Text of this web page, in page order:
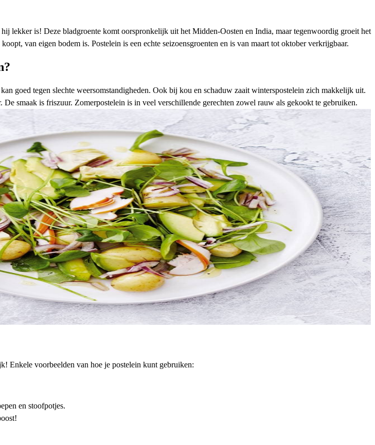
lekker is! Deze bladgroente komt oorspronkelijk uit het Midden-Oosten en India, maar tegenwoordig groeit het
van eigen bodem is. Postelein is een echte seizoensgroenten en is van maart tot oktober verkrijgbaar.
goed tegen slechte weersomstandigheden. Ook bij kou en schaduw zaait winterspostelein zich makkelijk uit.
smaak is friszuur. Zomerpostelein is in veel verschillende gerechten zowel rauw als gekookt te gebruiken.
Enkele voorbeelden van hoe je postelein kunt gebruiken:
en stoofpotjes.